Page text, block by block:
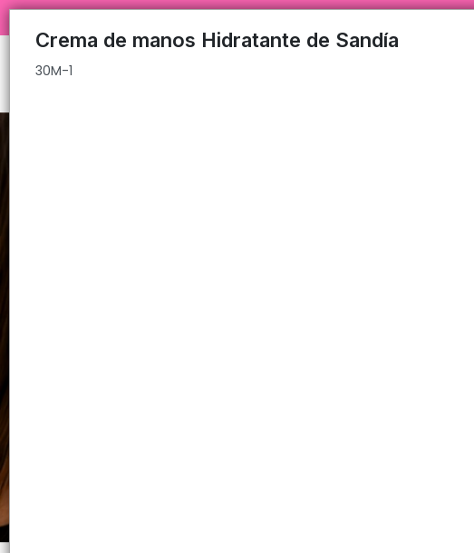
30M-1
Crema de manos Hidratante de Sandía
30M-1
COMPRA MÍNIMA $200.000 ✅💥 ENVÍOS A